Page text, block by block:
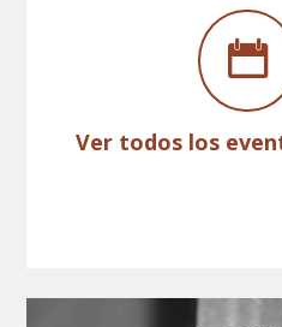
Ver todos los